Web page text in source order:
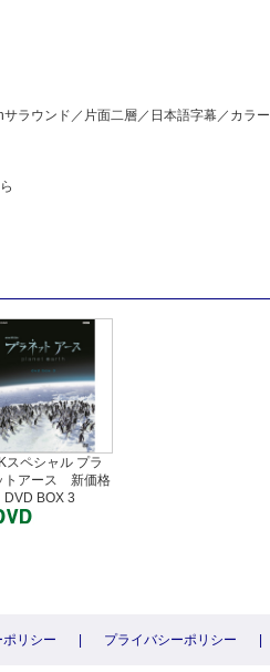
ラウンド／片面二層／日本語字幕／カラー
スペシャル プラ
トアース 新価格
BOX 3
ポリシー プライバシーポリシー